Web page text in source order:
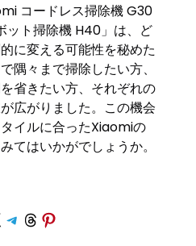
コードレス掃除機 G30
ット掃除機 H40」は、ど
に変える可能性を秘めた
隅々まで掃除したい方、
省きたい方、それぞれの
広がりました。この機会
イルに合ったXiaomiの
てはいかがでしょうか。
Share on Telegram
Share on Threads
Share on Pinterest